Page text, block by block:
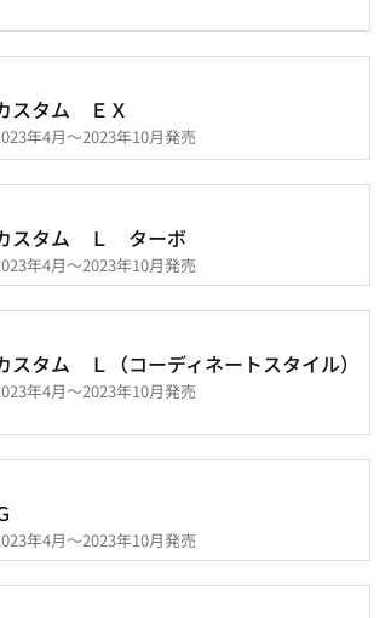
スタム ＥＸ
年4月～2023年10月発売
スタム Ｌ ターボ
年4月～2023年10月発売
スタム Ｌ（コーディネートスタイル）
年4月～2023年10月発売
年4月～2023年10月発売